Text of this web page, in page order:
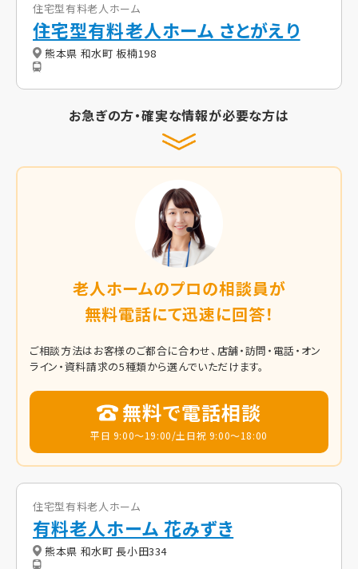
住宅型有料老人ホーム
住宅型有料老人ホーム さとがえり
熊本県 和水町 板楠198
お急ぎの方・確実な情報が必要な方は
老人ホームのプロの相談員が
無料電話にて迅速に回答！
ご相談方法はお客様のご都合に合わせ、店舗・訪問・電話・オン
ライン・資料請求の5種類から選んでいただけます。
無料で電話相談
平日 9:00～19:00/土日祝 9:00～18:00
住宅型有料老人ホーム
有料老人ホーム 花みずき
熊本県 和水町 長小田334